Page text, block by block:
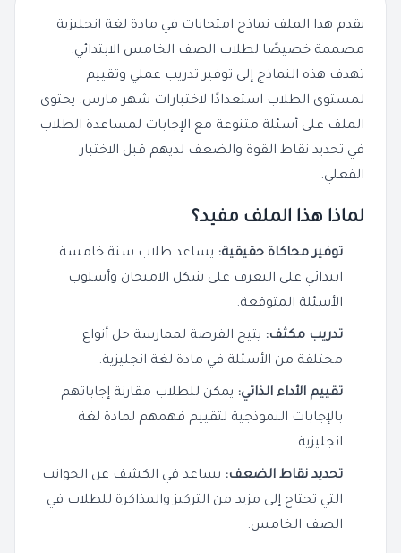
يقدم هذا الملف نماذج امتحانات في مادة لغة انجليزية
مصممة خصيصًا لطلاب الصف الخامس الابتدائي.
تهدف هذه النماذج إلى توفير تدريب عملي وتقييم
لمستوى الطلاب استعدادًا لاختبارات شهر مارس. يحتوي
الملف على أسئلة متنوعة مع الإجابات لمساعدة الطلاب
في تحديد نقاط القوة والضعف لديهم قبل الاختبار
الفعلي.
لماذا هذا الملف مفيد؟
توفير محاكاة حقيقية: يساعد طلاب سنة خامسة
ابتدائي على التعرف على شكل الامتحان وأسلوب
الأسئلة المتوقعة.
تدريب مكثف: يتيح الفرصة لممارسة حل أنواع
مختلفة من الأسئلة في مادة لغة انجليزية.
تقييم الأداء الذاتي: يمكن للطلاب مقارنة إجاباتهم
بالإجابات النموذجية لتقييم فهمهم لمادة لغة
انجليزية.
تحديد نقاط الضعف: يساعد في الكشف عن الجوانب
التي تحتاج إلى مزيد من التركيز والمذاكرة للطلاب في
الصف الخامس.